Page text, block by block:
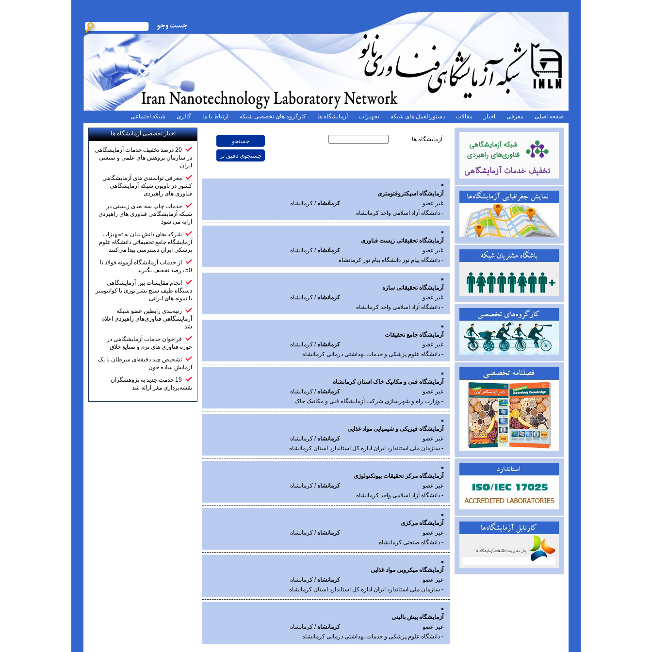
صفحه اصلی معرفی اخبار مقالات دستورالعمل های شبکه تجهیزات آزمایشگاه ها کارگروه های تخصصی شبکه ارتباط با ما گالری شبکه اجتماعی
اخبار تخصصی آزمایشگاه ها
20 درصد تخفیف خدمات آزمایشگاهی
در سازمان پژوهش های علمی و صنعتی
ایران
معرفی توانمندی های آزمایشگاهی
کشور در پاویون شبکه آزمایشگاهی
فناوری های راهبردی
خدمات چاپ سه بعدی زیستی در
شبکه آزمایشگاهی فناوری های راهبردی
ارایه می شود
شرکت‌های دانش‌بنیان به تجهیزات
آزمایشگاه جامع تحقیقاتی دانشگاه علوم
پزشکی ایران دسترسی پیدا می‌کنند
از خدمات آزمایشگاه آزمونه فولاد تا
50 درصد تخفیف بگیرید
انجام مقایسات بین آزمایشگاهی
دستگاه طیف سنج نشر نوری یا کوانتومتر
با نمونه های ایرانی
رتبه‌بندی رابطین عضو شبکه
آزمایشگاهی فناوری‌های راهبردی اعلام
شد
فراخوان خدمات آزمایشگاهی در
حوزه فناوری های نرم و صنایع خلاق
تشخیص چند دقیقه‌ای سرطان با یک
آزمایش ساده خون
19 خدمت جدید به پژوهشگران
نقشه‌برداری مغز ارائه شد
آزمایشگاه ها
آزمایشگاه اسپکتروفتومتری
غیر عضو
کرمانشاه/ کرمانشاه
- دانشگاه آزاد اسلامی واحد کرمانشاه
آزمایشگاه تحقیقاتی زیست فناوری
غیر عضو
کرمانشاه/ کرمانشاه
- دانشگاه پیام نور دانشگاه پیام نور کرمانشاه
آزمایشگاه تحقیقاتی سازه
غیر عضو
کرمانشاه/ کرمانشاه
- دانشگاه آزاد اسلامی واحد کرمانشاه
آزمایشگاه جامع تحقیقات
غیر عضو
کرمانشاه/ کرمانشاه
- دانشگاه علوم پزشکی و خدمات بهداشتی درمانی کرمانشاه
آزمایشگاه فنی و مکانیک خاک استان کرمانشاه
غیر عضو
کرمانشاه/ کرمانشاه
- وزارت راه و شهرسازی شرکت آزمایشگاه فنی و مکانیک خاک
آزمایشگاه فیزیکی و شیمیایی مواد غذایی
غیر عضو
کرمانشاه/ کرمانشاه
- سازمان ملی استاندارد ایران اداره کل استاندارد استان کرمانشاه
آزمایشگاه مرکز تحقیقات بیوتکنولوژی
غیر عضو
کرمانشاه/ کرمانشاه
- دانشگاه آزاد اسلامی واحد کرمانشاه
آزمایشگاه مرکزی
غیر عضو
کرمانشاه/ کرمانشاه
- دانشگاه صنعتی کرمانشاه
آزمایشگاه میکروبی مواد غذایی
غیر عضو
کرمانشاه/ کرمانشاه
- سازمان ملی استاندارد ایران اداره کل استاندارد استان کرمانشاه
آزمایشگاه پیش بالینی
غیر عضو
کرمانشاه/ کرمانشاه
- دانشگاه علوم پزشکی و خدمات بهداشتی درمانی کرمانشاه